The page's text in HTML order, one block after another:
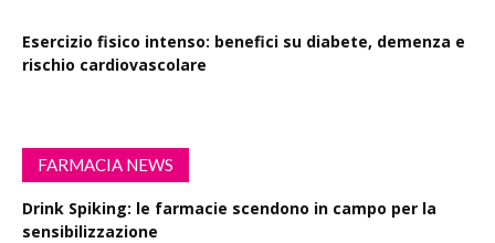
Esercizio fisico intenso: benefici su diabete, demenza e
rischio cardiovascolare
FARMACIA NEWS
Drink Spiking: le farmacie scendono in campo per la
sensibilizzazione